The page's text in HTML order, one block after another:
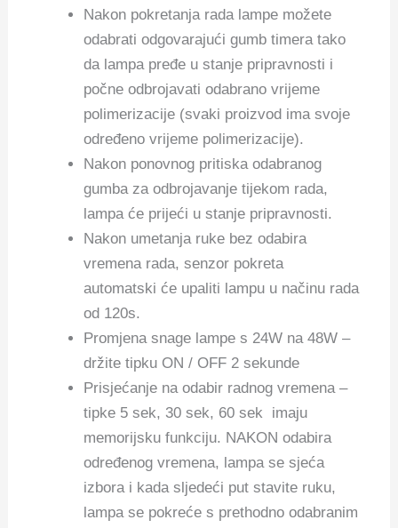
Nakon pokretanja rada lampe možete
odabrati odgovarajući gumb timera tako
da lampa pređe u stanje pripravnosti i
počne odbrojavati odabrano vrijeme
polimerizacije (svaki proizvod ima svoje
određeno vrijeme polimerizacije).
Nakon ponovnog pritiska odabranog
gumba za odbrojavanje tijekom rada,
lampa će prijeći u stanje pripravnosti.
Nakon umetanja ruke bez odabira
vremena rada, senzor pokreta
automatski će upaliti lampu u načinu rada
od 120s.
Promjena snage lampe s 24W na 48W –
držite tipku ON / OFF 2 sekunde
Prisjećanje na odabir radnog vremena –
tipke 5 sek, 30 sek, 60 sek imaju
memorijsku funkciju. NAKON odabira
određenog vremena, lampa se sjeća
izbora i kada sljedeći put stavite ruku,
lampa se pokreće s prethodno odabranim